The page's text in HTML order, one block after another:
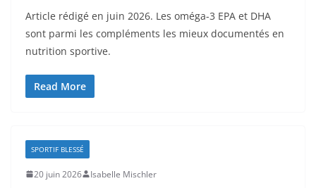
Article rédigé en juin 2026. Les oméga-3 EPA et DHA
sont parmi les compléments les mieux documentés en
nutrition sportive.
Read More
SPORTIF BLESSÉ
20 juin 2026 Isabelle Mischler